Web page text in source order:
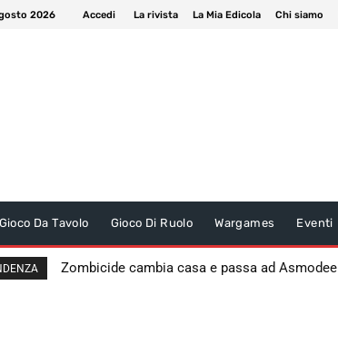
2026 Accedi La rivista La Mia Edicola Chi siamo
Gioco Da Tavolo Gioco Di Ruolo Wargames Eventi
Zombicide cambia casa e passa ad Asmodee